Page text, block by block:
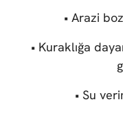
• Arazi
• Kuraklığa
• Su